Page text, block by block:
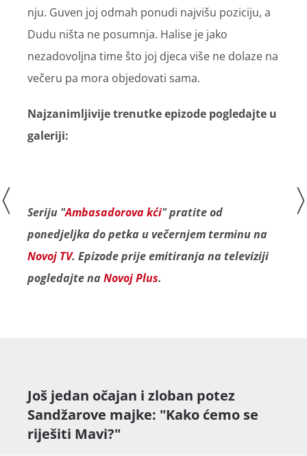
nju. Guven joj odmah ponudi najvišu poziciju, a
Dudu ništa ne posumnja. Halise je jako
nezadovoljna time što joj djeca više ne dolaze na
večeru pa mora objedovati sama.
Najzanimljivije trenutke epizode pogledajte u
galeriji:
Seriju "Ambasadorova kći" pratite od
ponedjeljka do petka u večernjem terminu na
Novoj TV. Epizode prije emitiranja na televiziji
pogledajte naNovoj Plus.
Još jedan očajan i zloban potez
Sandžarove majke: "Kako ćemo se
riješiti Mavi?"